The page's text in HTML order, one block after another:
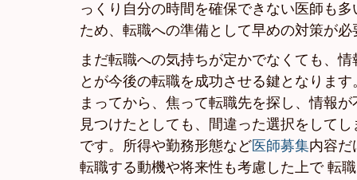
っくり自分の時間を確保できない医師も
ため、転職への準備として早めの対策が必
まだ転職への気持ちが定かでなくても、
とが今後の転職を成功させる鍵となりま
まってから、焦って転職先を探し、情報
見つけたとしても、間違った選択をして
です。所得や勤務形態など医師募集内容だ
転職する動機や将来性も考慮した上で 転